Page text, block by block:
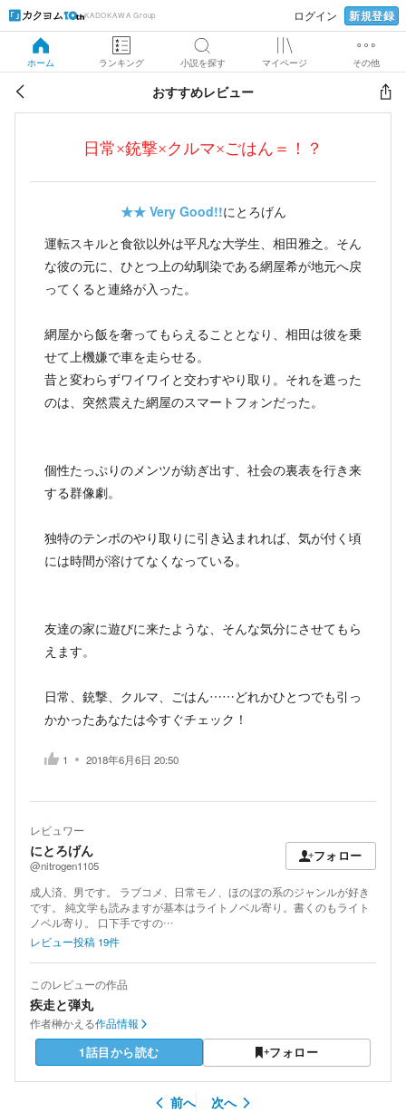
KADOKAWA Group ログイン 新規登録
ホーム ランキング 小説を探す マイページ その他
おすすめレビュー
日常×銃撃×クルマ×ごはん＝！？
★★ Very Good!!にとろげん
運転スキルと食欲以外は平凡な大学生、相田雅之。そん
な彼の元に、ひとつ上の幼馴染である網屋希が地元へ戻
ってくると連絡が入った。
網屋から飯を奢ってもらえることとなり、相田は彼を乗
せて上機嫌で車を走らせる。
昔と変わらずワイワイと交わすやり取り。それを遮った
のは、突然震えた網屋のスマートフォンだった。
個性たっぷりのメンツが紡ぎ出す、社会の裏表を行き来
する群像劇。
独特のテンポのやり取りに引き込まれれば、気が付く頃
には時間が溶けてなくなっている。
友達の家に遊びに来たような、そんな気分にさせてもら
えます。
日常、銃撃、クルマ、ごはん……どれかひとつでも引っ
かかったあなたは今すぐチェック！
1 2018年6月6日 20:50
レビュワー
にとろげん
@nitrogen1105
フォロー
成人済、男です。 ラブコメ、日常モノ、ほのぼの系のジャンルが好き
です。 純文学も読みますが基本はライトノベル寄り。書くのもライト
ノベル寄り。 口下手ですの…
レビュー投稿 19件
このレビューの作品
疾走と弾丸
作者榊かえる作品情報
1話目から読む フォロー
前へ 次へ